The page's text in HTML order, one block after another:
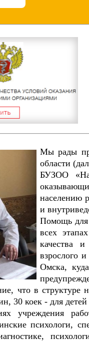
Мы рады
области
БУЗОО
населению
и
Помощь для
всех
качества
взрослого
Омска,
что в структуре
30 коек - для детей
учреждения
психологи,